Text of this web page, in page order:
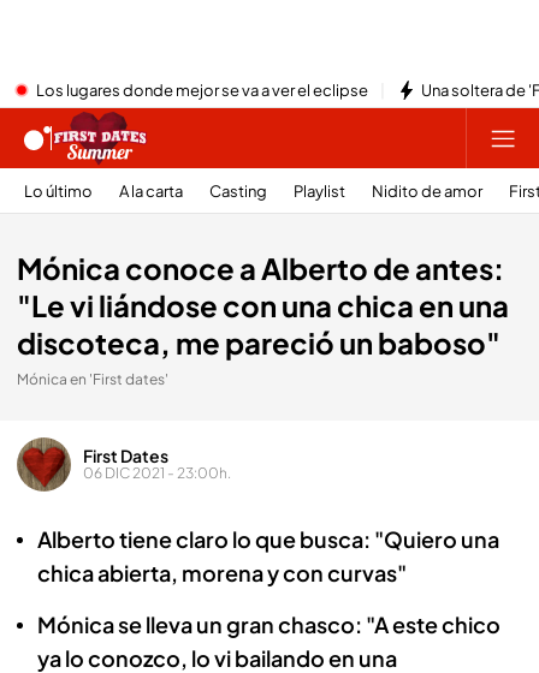
Los lugares donde mejor se va a ver el eclipse Una soltera de
Lo último A la carta Casting Playlist Nidito de amor
Mónica conoce a Alberto de antes:
"Le vi liándose con una chica en una
discoteca, me pareció un baboso"
Mónica en 'First dates'
First Dates
06 DIC 2021 - 23:00h.
Alberto tiene claro lo que busca: "Quiero una
chica abierta, morena y con curvas"
Mónica se lleva un gran chasco: "A este chico
ya lo conozco, lo vi bailando en una